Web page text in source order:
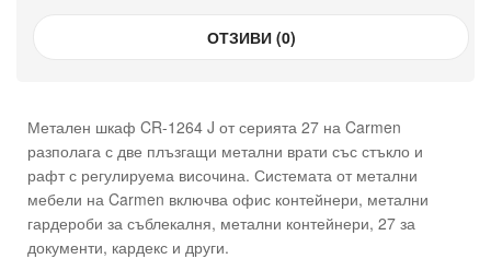
ОТЗИВИ (0)
Метален шкаф CR-1264 J от серията 27 на Carmen
разполага с две плъзгащи метални врати със стъкло и
рафт с регулируема височина. Системата от метални
мебели на Carmen включва офис контейнери, метални
гардероби за съблекалня, метални контейнери, 27 за
документи, кардекс и други.